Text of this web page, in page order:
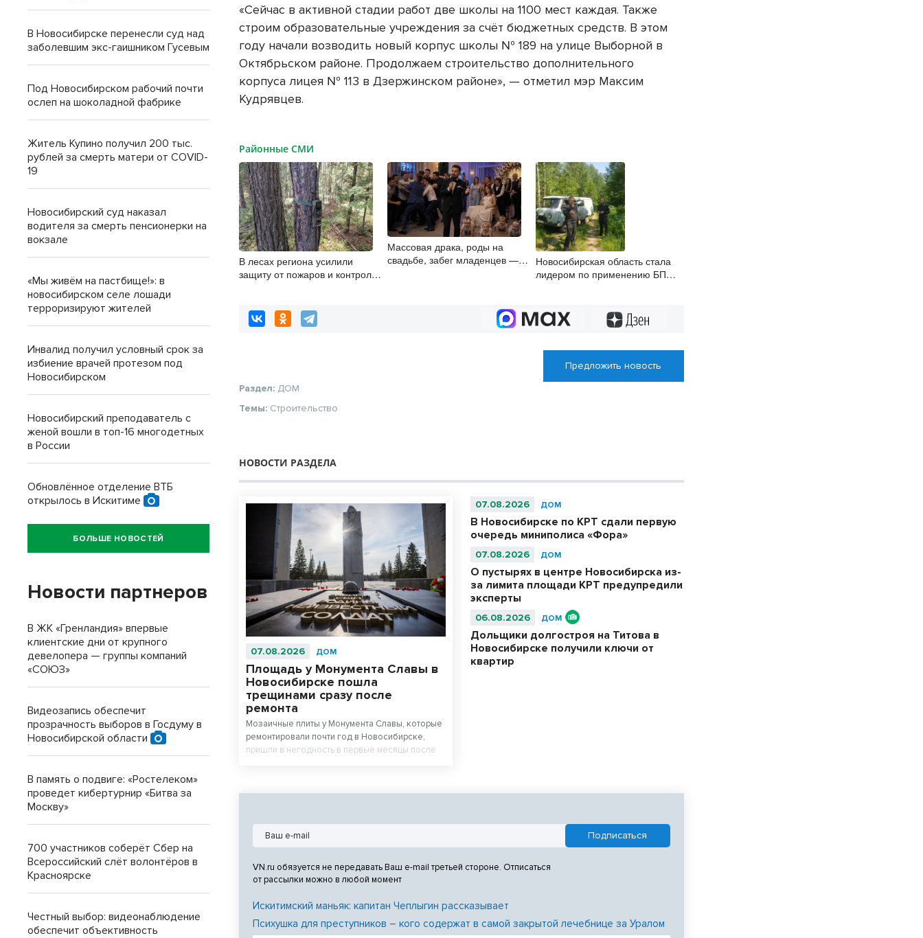
«Сейчас в активной стадии работ две школы на 1100 мест каждая. Также
строим образовательные учреждения за счёт бюджетных средств. В этом
году начали возводить новый корпус школы № 189 на улице Выборной в
Октябрьском районе. Продолжаем строительство дополнительного
корпуса лицея № 113 в Дзержинском районе», — отметил мэр Максим
Кудрявцев.
Районные СМИ
В лесах региона усилили
защиту от пожаров и контроль
Массовая драка, роды на
свадьбе, забег младенцев —
Новосибирская область стала
лидером по применению БПЛА
Предложить новость
Раздел: ДОМ
Темы: Строительство
НОВОСТИ РАЗДЕЛА
07.08.2026 ДОМ
Площадь у Монумента Славы в
Новосибирске пошла
трещинами сразу после
ремонта
Мозаичные плиты у Монумента Славы, которые
ремонтировали почти год в Новосибирске,
пришли в негодность в первые месяцы после
07.08.2026 ДОМ
В Новосибирске по КРТ сдали первую
очередь миниполиса «Фора»
07.08.2026 ДОМ
О пустырях в центре Новосибирска из-
за лимита площади КРТ предупредили
эксперты
06.08.2026 ДОМ
Дольщики долгостроя на Титова в
Новосибирске получили ключи от
квартир
VN.ru обязуется не передавать Ваш e-mail третьей стороне. Отписаться
от рассылки можно в любой момент
Искитимский маньяк: капитан Чеплыгин рассказывает
Психушка для преступников – кого содержат в самой закрытой лечебнице за Уралом
В Новосибирске перенесли суд над
заболевшим экс-гаишником Гусевым
Под Новосибирском рабочий почти
ослеп на шоколадной фабрике
Житель Купино получил 200 тыс.
рублей за смерть матери от COVID-
19
Новосибирский суд наказал
водителя за смерть пенсионерки на
вокзале
«Мы живём на пастбище!»: в
новосибирском селе лошади
терроризируют жителей
Инвалид получил условный срок за
избиение врачей протезом под
Новосибирском
Новосибирский преподаватель с
женой вошли в топ-16 многодетных
в России
Обновлённое отделение ВТБ
открылось в Искитиме
БОЛЬШЕ НОВОСТЕЙ
Новости партнеров
В ЖК «Гренландия» впервые
клиентские дни от крупного
девелопера — группы компаний
«СОЮЗ»
Видеозапись обеспечит
прозрачность выборов в Госдуму в
Новосибирской области
В память о подвиге: «Ростелеком»
проведет кибертурнир «Битва за
Москву»
700 участников соберёт Сбер на
Всероссийский слёт волонтёров в
Красноярске
Честный выбор: видеонаблюдение
обеспечит объективность